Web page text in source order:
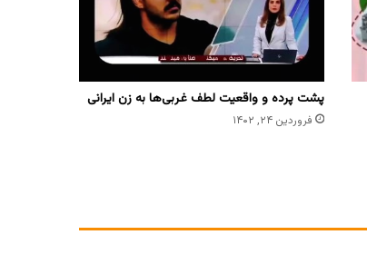
پشت پرده و واقعیت لطف غربی‌ها به زن ایرانی
فروردین ۲۴, ۱۴۰۲